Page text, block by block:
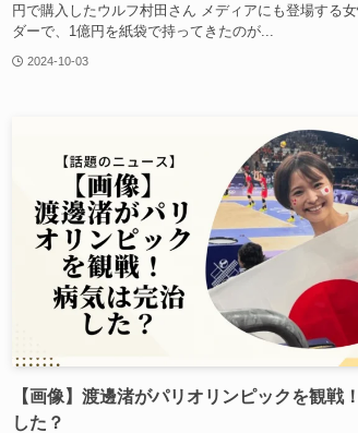
円で購入したウルフ村田さん メディアにも登場する
ダーで、1億円を紙袋で持ってきたのが...
2024-10-03
【画像】渡邊渚がパリオリンピックを観戦
した？